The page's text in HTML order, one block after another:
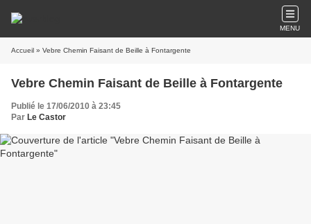
MENU
Accueil » Vebre Chemin Faisant de Beille à Fontargente
Vebre Chemin Faisant de Beille à Fontargente
Publié le 17/06/2010 à 23:45
Par Le Castor